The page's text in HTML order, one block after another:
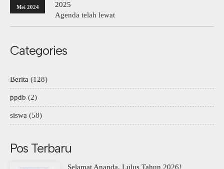
Mei 2024
2025
Agenda telah lewat
Categories
Berita (128)
ppdb (2)
siswa (58)
Pos Terbaru
Selamat Ananda, Lulus Tahun 2026!